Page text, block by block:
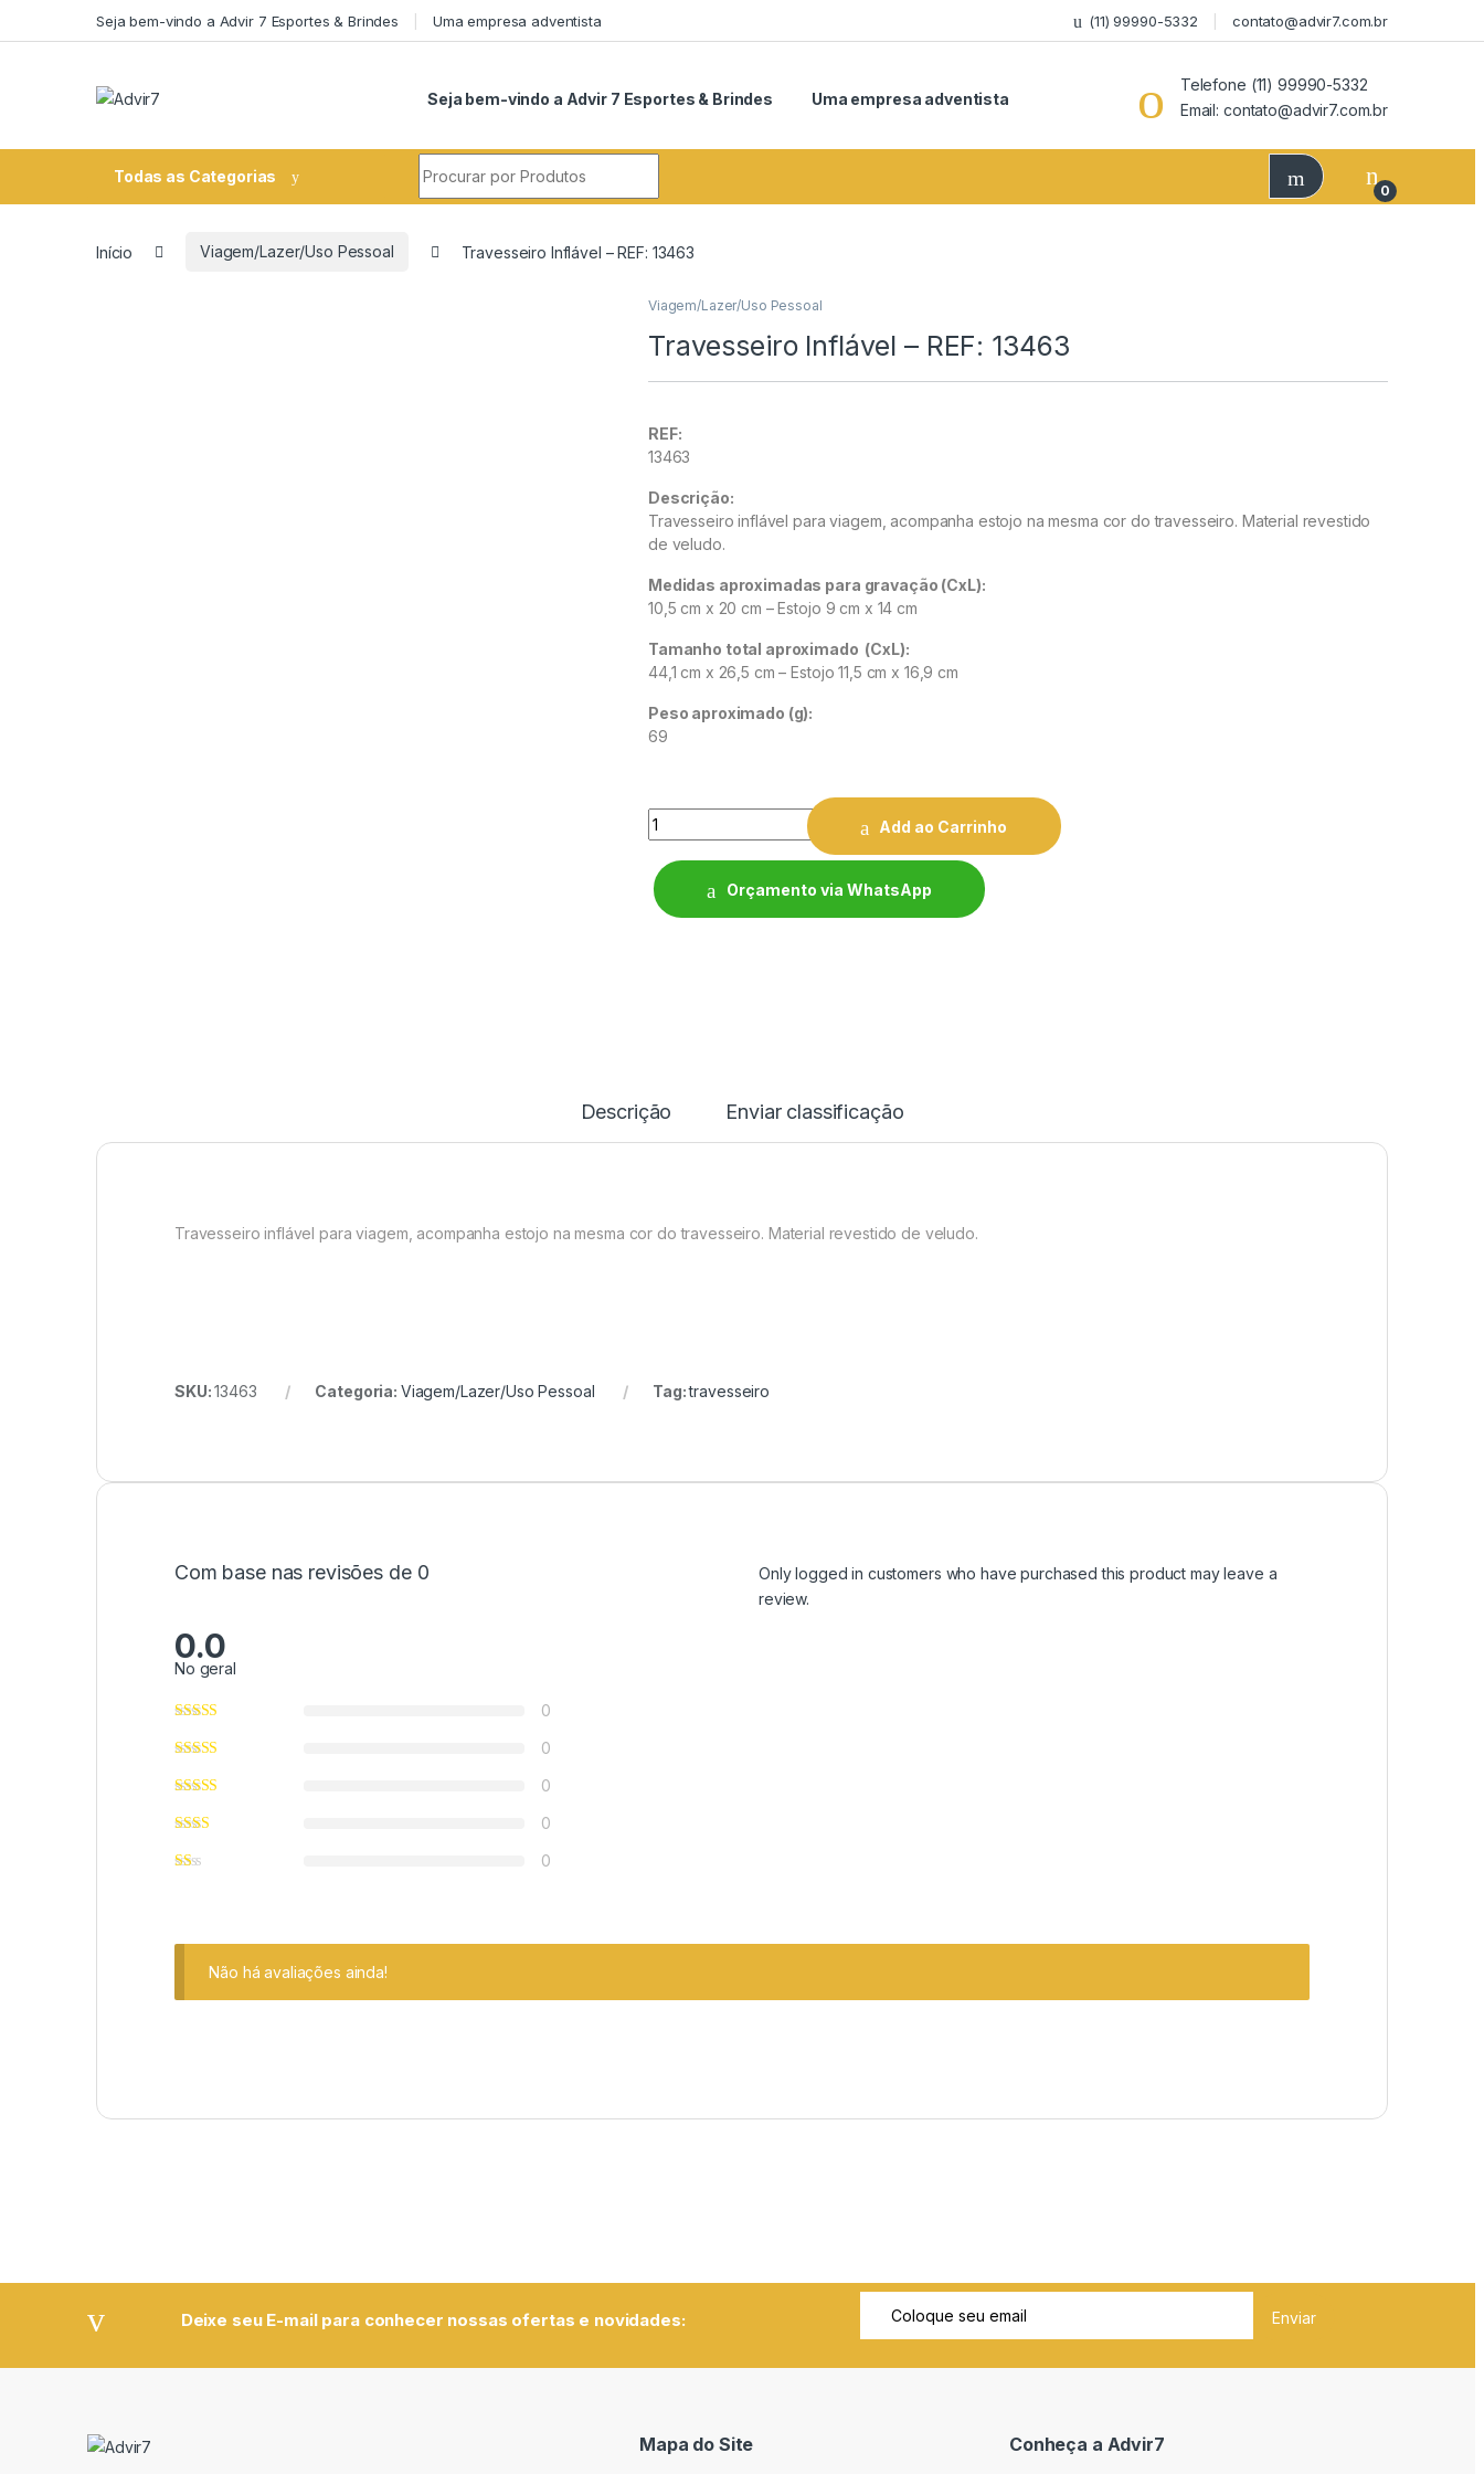
Seja bem-vindo a Advir 7 Esportes & Brindes Uma empresa adventista (11) 99990-5332 contato@advir7.com.br
Seja bem-vindo a Advir 7 Esportes & Brindes Uma empresa adventista
Telefone (11) 99990-5332
Email: contato@advir7.com.br
Todas as Categorias
0
Início Viagem/Lazer/Uso Pessoal Travesseiro Inflável – REF: 13463
Viagem/Lazer/Uso Pessoal
Travesseiro Inflável – REF: 13463
REF:
13463
Descrição:
Travesseiro inflável para viagem, acompanha estojo na mesma cor do travesseiro. Material revestido
de veludo.
Medidas aproximadas para gravação (CxL):
10,5 cm x 20 cm – Estojo 9 cm x 14 cm
Tamanho total aproximado (CxL):
44,1 cm x 26,5 cm – Estojo 11,5 cm x 16,9 cm
Peso aproximado (g):
69
Quantity
Add ao Carrinho
Orçamento via WhatsApp
Descrição Enviar classificação
Travesseiro inflável para viagem, acompanha estojo na mesma cor do travesseiro. Material revestido de veludo.
SKU:13463 Categoria: Viagem/Lazer/Uso Pessoal Tag:travesseiro
Com base nas revisões de 0
0.0
No geral
0
0
0
0
0
Only logged in customers who have purchased this product may leave a
review.
Não há avaliações ainda!
Deixe seu E-mail para conhecer nossas ofertas e novidades:
Mapa do Site Conheça a Advir7